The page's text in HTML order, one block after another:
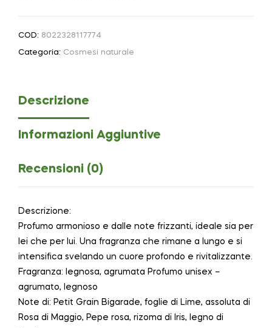
COD: 8022328117774
Categoria: Cosmesi naturale
Descrizione
Informazioni Aggiuntive
Recensioni (0)
Descrizione:
Profumo armonioso e dalle note frizzanti, ideale sia per
lei che per lui. Una fragranza che rimane a lungo e si
intensifica svelando un cuore profondo e rivitalizzante.
Fragranza: legnosa, agrumata Profumo unisex –
agrumato, legnoso
Note di: Petit Grain Bigarade, foglie di Lime, assoluta di
Rosa di Maggio, Pepe rosa, rizoma di Iris, legno di